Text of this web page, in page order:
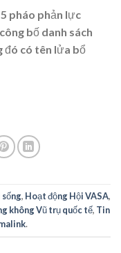
pháo phản lực
bố danh sách
có tên lửa bổ
, Hoạt động Hội VASA,
không Vũ trụ quốc tế, Tin
.